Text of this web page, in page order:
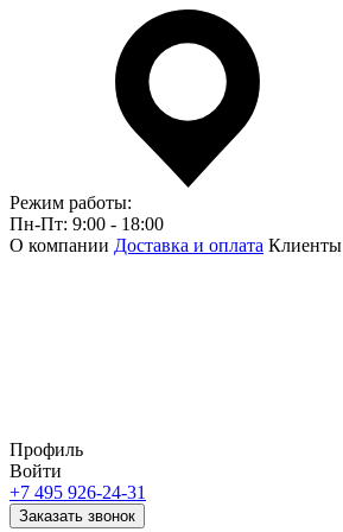
Режим работы:
Пн-Пт: 9:00 - 18:00
О компании Доставка и оплата Клиенты
Профиль
Войти
+7 495 926-24-31
Заказать звонок